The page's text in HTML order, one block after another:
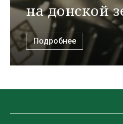
на донской
Подробнее